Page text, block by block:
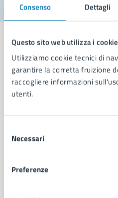
Consenso Dettagli
Questo sito web utilizza i cookie
Utilizziamo cookie tecnici di
garantire la corretta fruizione
raccogliere informazioni
utenti.
delNecessari
Preferenze
Comune di Napoli
Organi di governo
Enti e fondazioni
Personale amministrativo